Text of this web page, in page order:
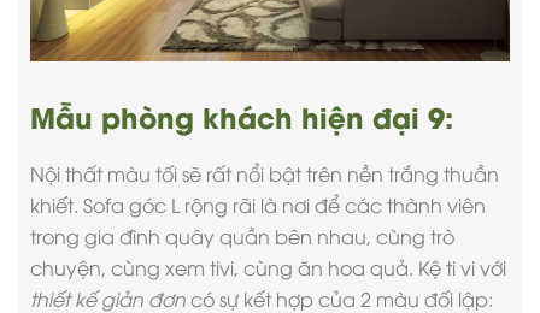
Mẫu phòng khách hiện đại 9:
Nội thất màu tối sẽ rất nổi bật trên nền trắng thuần
khiết. Sofa góc L rộng rãi là nơi để các thành viên
trong gia đình quây quần bên nhau, cùng trò
chuyện, cùng xem tivi, cùng ăn hoa quả. Kệ ti vi với
thiết kế giản đơncó sự kết hợp của 2 màu đối lập: